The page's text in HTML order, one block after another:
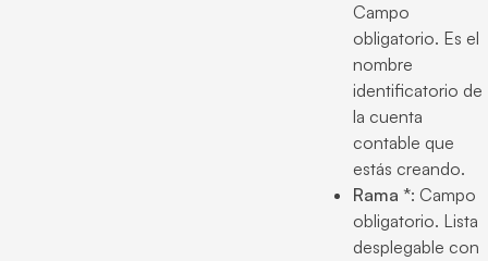
Campo
obligatorio. Es el
nombre
identificatorio de
la cuenta
contable que
estás creando.
Rama *: Campo
obligatorio. Lista
desplegable con